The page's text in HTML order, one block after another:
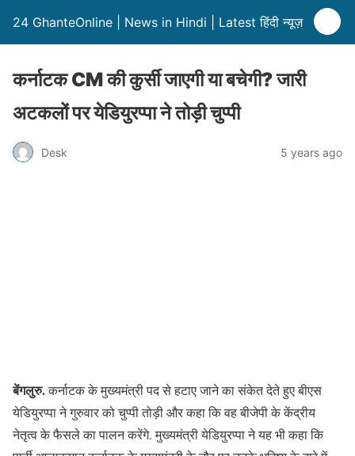
24 GhanteOnline | News in Hindi | Latest हिंदी न्यूज़
कर्नाटक CM की कुर्सी जाएगी या बचेगी? जारी
अटकलों पर येडियुरप्पा ने तोड़ी चुप्पी
Desk 5 years ago
बेंगलुरु.कर्नाटक के मुख्यमंत्री पद से हटाए जाने का संकेत देते हुए बीएस
येडियुरप्‍पा ने गुरुवार को चुप्पी तोड़ी और कहा कि वह बीजेपी के केंद्रीय
नेतृत्व के फैसले का पालन करेंगे. मुख्यमंत्री येडियुरप्‍पा ने यह भी कहा कि